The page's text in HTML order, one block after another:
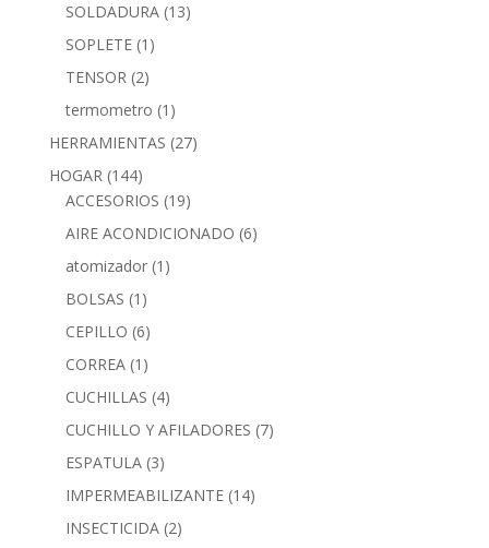
SOLDADURA (13)
SOPLETE (1)
TENSOR (2)
termometro (1)
HERRAMIENTAS (27)
HOGAR (144)
ACCESORIOS (19)
AIRE ACONDICIONADO (6)
atomizador (1)
BOLSAS (1)
CEPILLO (6)
CORREA (1)
CUCHILLAS (4)
CUCHILLO Y AFILADORES (7)
ESPATULA (3)
IMPERMEABILIZANTE (14)
INSECTICIDA (2)